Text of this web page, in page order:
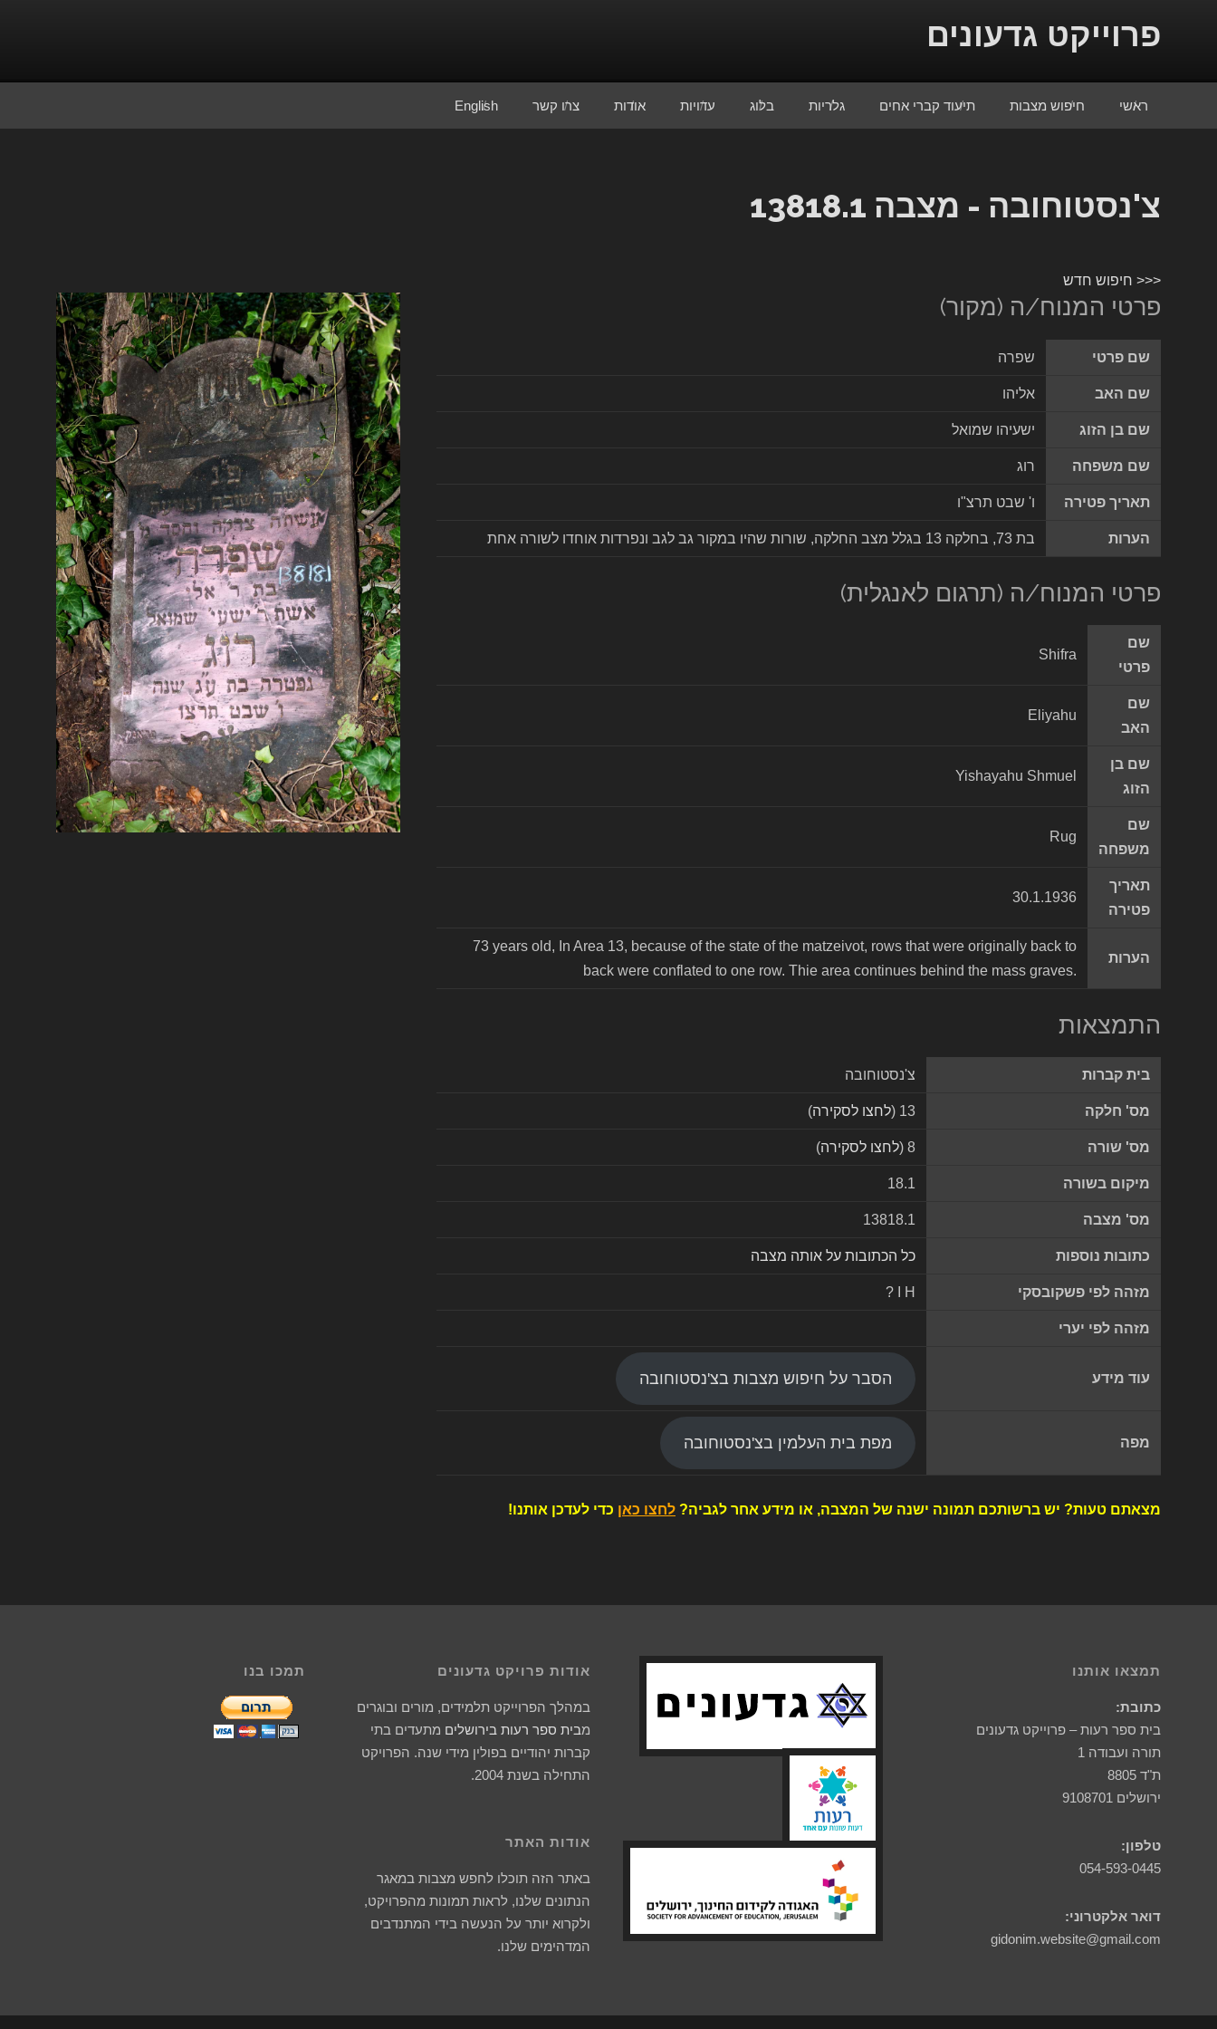
פרוייקט גדעונים
ראשי חיפוש מצבות תיעוד קברי אחים גלריות בלוג עדויות אודות צרו קשר English
צ'נסטוחובה - מצבה 13818.1
<<< חיפוש חדש
פרטי המנוח/ה (מקור)
שם פרטי שפרה
שם האב אליהו
שם בן הזוג ישעיהו שמואל
שם משפחה רוג
תאריך פטירה ו' שבט תרצ"ו
הערות בת 73, בחלקה 13 בגלל מצב החלקה, שורות שהיו במקור גב לגב ונפרדות אוחדו לשורה אחת
פרטי המנוח/ה (תרגום לאנגלית)
שם
פרטי
Shifra
שם
האב
Eliyahu
שם בן
הזוג
Yishayahu Shmuel
שם
משפחה
Rug
תאריך
פטירה
30.1.1936
הערות
73 years old, In Area 13, because of the state of the matzeivot, rows that were originally back to
back were conflated to one row. Thie area continues behind the mass graves.
התמצאות
בית קברות צ'נסטוחובה
מס' חלקה 13 ( לחצו לסקירה)
מס' שורה 8 ( לחצו לסקירה)
מיקום בשורה 18.1
מס' מצבה 13818.1
כתובות נוספות כל הכתובות על אותה מצבה
מזהה לפי פשקובסקי ? I H
מזהה לפי יערי
עוד מידע הסבר על חיפוש מצבות בצ'נסטוחובה
מפה מפת בית העלמין בצ'נסטוחובה
מצאתם טעות? יש ברשותכם תמונה ישנה של המצבה, או מידע אחר לגביה? לחצו כאן כדי לעדכן אותנו!
תמצאו אותנו
כתובת:
בית ספר רעות – פרוייקט גדעונים
תורה ועבודה 1
ת"ד 8805
ירושלים 9108701
טלפון:
054-593-0445
דואר אלקטרוני:
gidonim.website@gmail.com
אודות פרויקט גדעונים
במהלך הפרוייקט תלמידים, מורים ובוגרים
מבית ספר רעות בירושלים מתעדים בתי
קברות יהודיים בפולין מידי שנה. הפרויקט
התחילה בשנת 2004.
אודות האתר
באתר הזה תוכלו לחפש מצבות במאגר
הנתונים שלנו, לראות תמונות מהפרויקט,
ולקרוא יותר על הנעשה בידי המתנדבים
המדהימים שלנו.
תמכו בנו